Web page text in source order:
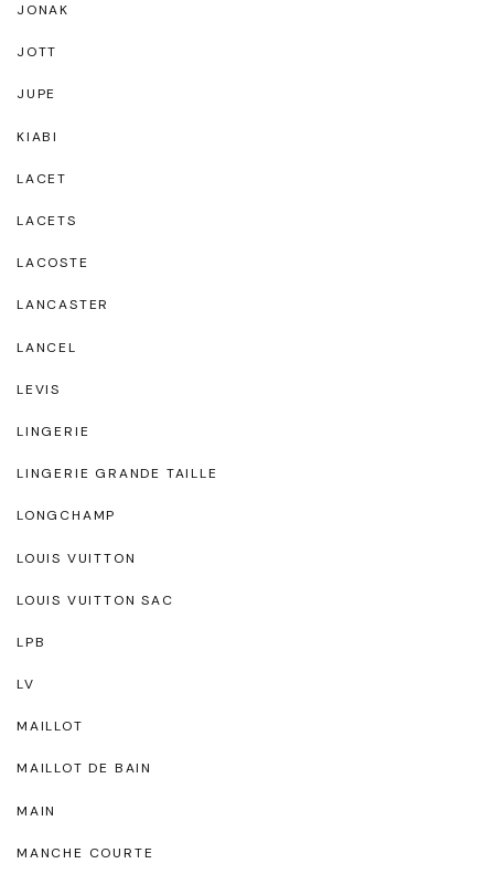
JONAK
JOTT
JUPE
KIABI
LACET
LACETS
LACOSTE
LANCASTER
LANCEL
LEVIS
LINGERIE
LINGERIE GRANDE TAILLE
LONGCHAMP
LOUIS VUITTON
LOUIS VUITTON SAC
LPB
LV
MAILLOT
MAILLOT DE BAIN
MAIN
MANCHE COURTE